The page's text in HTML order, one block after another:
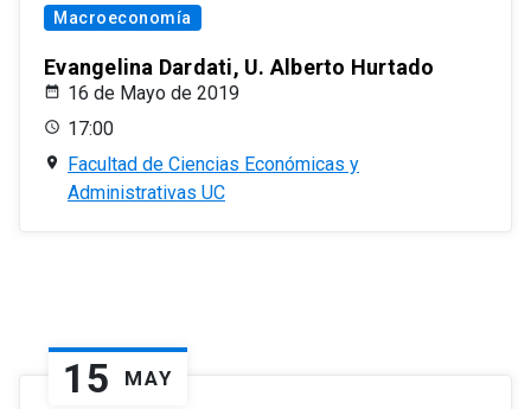
Macroeconomía
Evangelina Dardati, U. Alberto Hurtado
16 de Mayo de 2019
17:00
Facultad de Ciencias Económicas y
Administrativas UC
15 MAY